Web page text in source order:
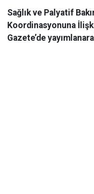
Sağlık ve Palyatif
Koordinasyonuna
Gazete’de